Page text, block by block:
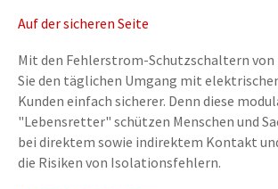
Auf der sicheren Seite
Mit den Fehlerstrom-Schutzschaltern von
Sie den täglichen Umgang mit
Kunden einfach sicherer. Denn diese
"Lebensretter" schützen Menschen und
bei direktem sowie indirektem Kontakt
die Risiken von Isolationsfehlern.